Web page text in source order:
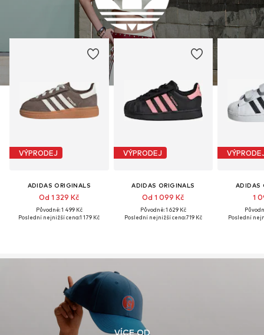
VÝPRODEJ
ADIDAS ORIGINALS
Od 1 329 Kč
Původně: 1 499 Kč
Poslední nejnižší cena:1 179 Kč
VÝPRODEJ
ADIDAS ORIGINALS
Od 1 099 Kč
Původně: 1 629 Kč
Poslední nejnižší cena:719 Kč
ADIDAS
1
Poslední
VÍCE OD